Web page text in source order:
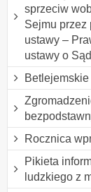
sprzeciw
Sejmu przez
ustawy –
ustawy o
Betlejemskie
Rocznica
Pikieta
ludzkiego z